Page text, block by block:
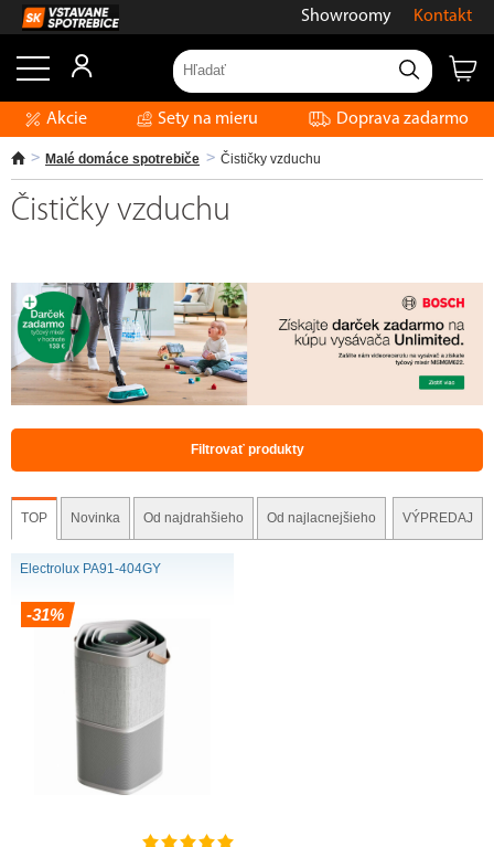
Showroomy Kontakt
Akcie Sety na mieru Doprava zadarmo
Malé domáce spotrebiče Čističky vzduchu
Čističky vzduchu
Filtrovať produkty
TOP Novinka Od najdrahšieho Od najlacnejšieho VÝPREDAJ
Electrolux PA91-404GY
-31%